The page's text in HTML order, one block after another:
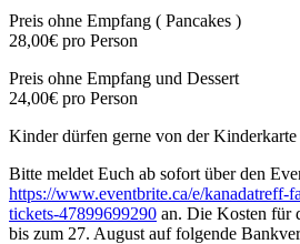
Preis ohne Empfang ( Pancakes )
28,00€ pro Person
Preis ohne Empfang und Dessert
24,00€ pro Person
Kinder dürfen gerne von der
Bitte meldet Euch ab sofort über den
https://www.eventbrite.ca/e/kanadatreff-
tickets-47899699290 an. Die Kosten für
bis zum 27. August auf folgende